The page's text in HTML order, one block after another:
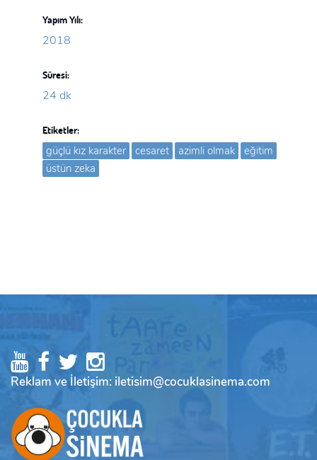
Yapım Yılı:
2018
Süresi:
24 dk
Etiketler:
güçlü kız karakter cesaret azimli olmak
eğitim
üstün zeka
Reklam ve İletişim: iletisim@cocuklasinema.com